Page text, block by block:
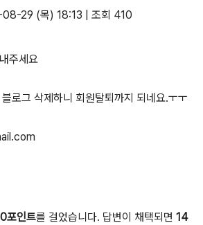
29 (목) 18:13 조회 410
주세요
로그 삭제하니 회원탈퇴까지 되네요.ㅜㅜ
포인트를 걸었습니다. 답변이 채택되면 14